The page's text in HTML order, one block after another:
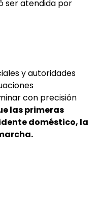
ser atendida por
y autoridades
con precisión
las primeras
doméstico, la